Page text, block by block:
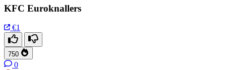
KFC Euroknallers
€1
750
0